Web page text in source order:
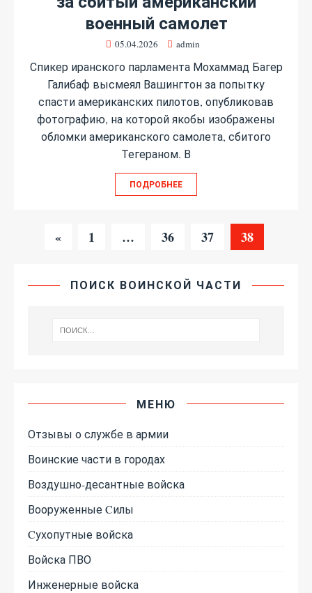
военный самолет
05.04.2026 admin
Спикер иранского парламента Мохаммад Багер
Галибаф высмеял Вашингтон за попытку
спасти американских пилотов, опубликовав
фотографию, на которой якобы изображены
обломки американского самолета, сбитого
Тегераном. В
ПОДРОБНЕЕ
« 1 … 36 37 38
ПОИСК ВОИНСКОЙ ЧАСТИ
МЕНЮ
Отзывы о службе в армии
Воинские части в городах
Воздушно-десантные войска
Вооруженные Cилы
Cухопутные войска
Войска ПВО
Инженерные войска